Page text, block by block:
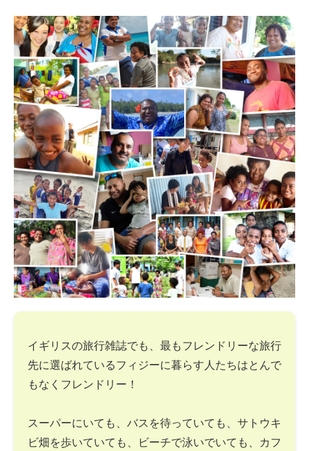
イギリスの旅行雑誌でも、最もフレンドリーな旅行
先に選ばれているフィジーに暮らす人たちはとんで
もなくフレンドリー！
スーパーにいても、バスを待っていても、サトウキ
ビ畑を歩いていても、ビーチで泳いでいても、カフ